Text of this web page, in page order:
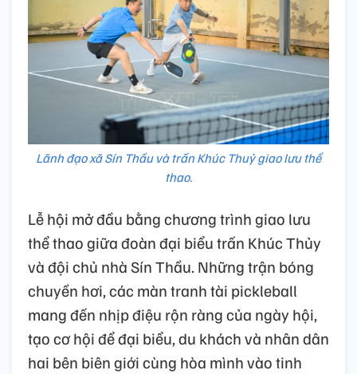
Lãnh đạo xã Sín Thầu và trấn Khúc Thuỷ giao lưu thể
thao.
Lễ hội mở đầu bằng chương trình giao lưu
thể thao giữa đoàn đại biểu trấn Khúc Thủy
và đội chủ nhà Sín Thầu. Những trận bóng
chuyền hơi, các màn tranh tài pickleball
mang đến nhịp điệu rộn ràng của ngày hội,
tạo cơ hội để đại biểu, du khách và nhân dân
hai bên biên giới cùng hòa mình vào tinh